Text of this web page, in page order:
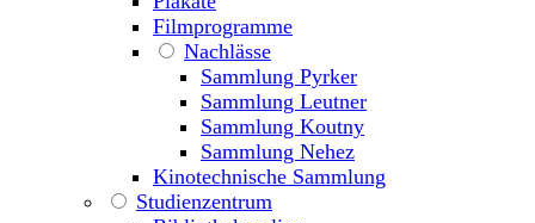
Filmprogramme
Nachlässe
Sammlung Pyrker
Sammlung Leutner
Sammlung Koutny
Sammlung Nehez
Kinotechnische Sammlung
Studienzentrum